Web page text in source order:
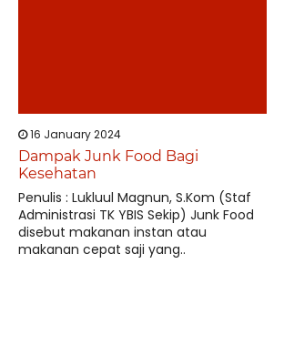
16 January 2024
Dampak Junk Food Bagi
Kesehatan
Penulis : Lukluul Magnun, S.Kom (Staf
Administrasi TK YBIS Sekip) Junk Food
disebut makanan instan atau
makanan cepat saji yang..